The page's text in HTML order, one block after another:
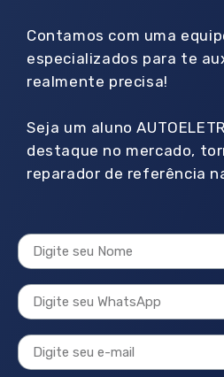
Contamos com uma
especializados para te
realmente precisa!
Seja um aluno
destaque no mercado,
reparador de referência